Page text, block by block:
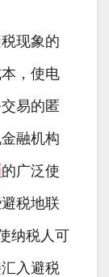
现象的
，使电
易的匿
融机构
的广泛使
税地联
纳税人可
入避税